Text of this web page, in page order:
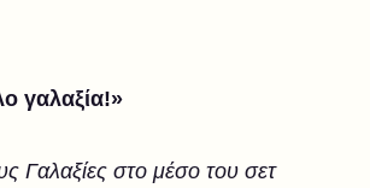
γαλαξία!»
Γαλαξίες στο μέσο του σετ